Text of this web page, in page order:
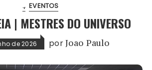
. EVENTOS
| MESTRES DO UNIVERSO
de 2026 porJoao Paulo